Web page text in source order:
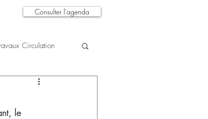
Consulter l'agenda
Circulation
A la une
le